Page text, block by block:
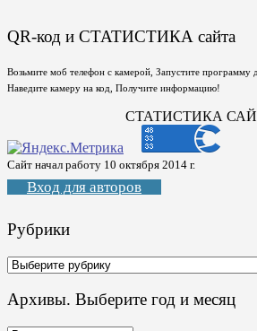
QR-код и СТАТИСТИКА сайта
Возьмите моб телефон с камерой, Запустите программу
Наведите камеру на код, Получите информацию!
СТАТИСТИКА
Сайт начал работу 10 октября 2014 г.
Вход для авторов
Рубрики
Рубрики
Архивы. Выберите год и месяц